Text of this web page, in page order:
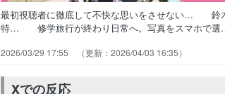
最初視聴者に徹底して不快な思いをさせない… 鈴木
特… 修学旅行が終わり日常へ。写真をスマホで
方へ… 文化祭や修学旅行などの行事を機にます
り、もう…
2026/03/29 17:55 2026/04/03 16:35
Xでの反応